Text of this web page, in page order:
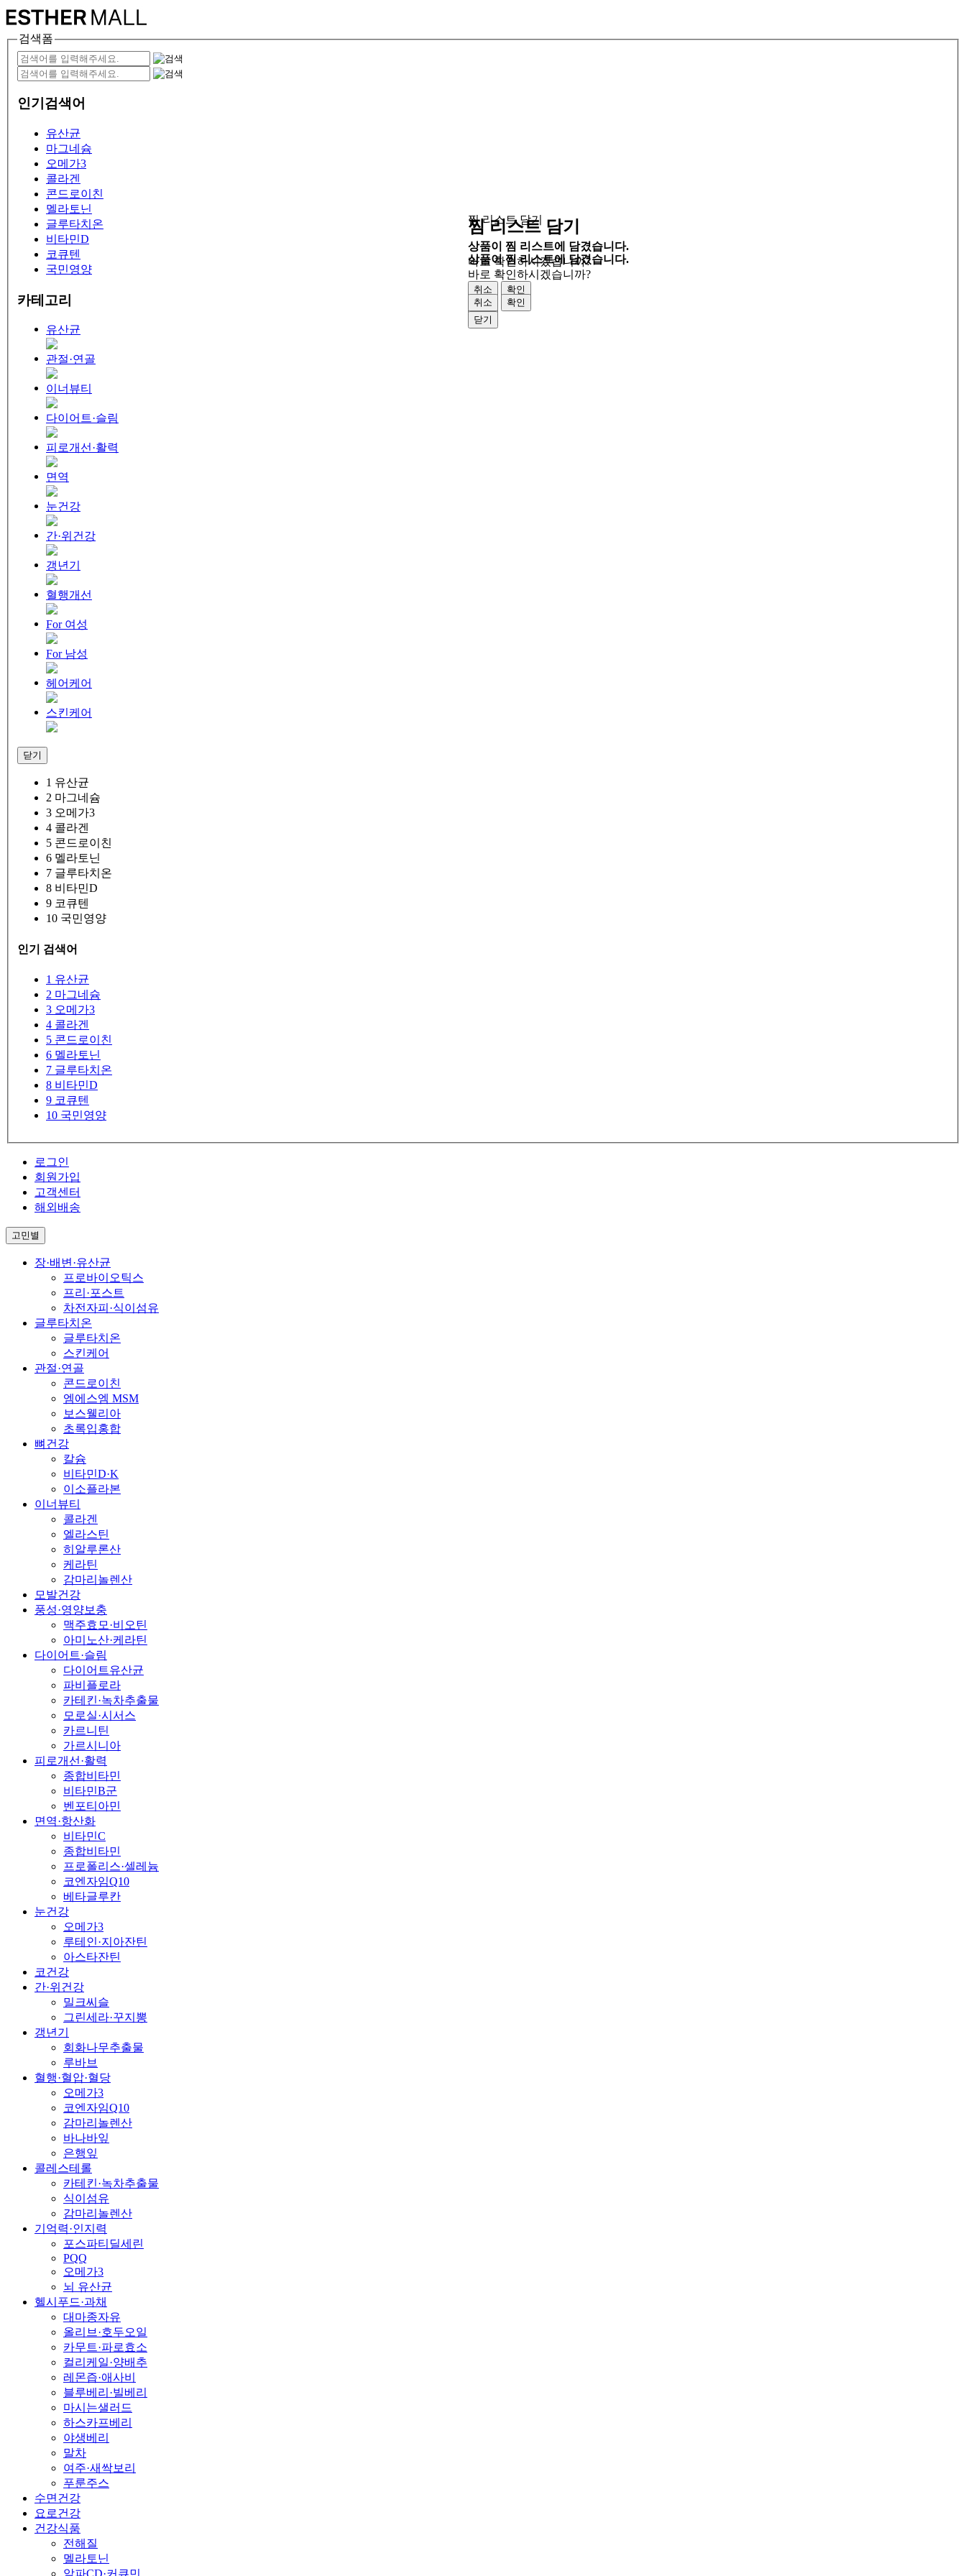
검색폼
인기검색어
유산균
마그네슘
오메가3
콜라겐
콘드로이친
멜라토닌
글루타치온
비타민D
코큐텐
국민영양
카테고리
유산균
관절·연골
이너뷰티
다이어트·슬림
피로개선·활력
면역
눈건강
간·위건강
갱년기
혈행개선
For 여성
For 남성
헤어케어
스킨케어
닫기
1 유산균
2 마그네슘
3 오메가3
4 콜라겐
5 콘드로이친
6 멜라토닌
7 글루타치온
8 비타민D
9 코큐텐
10 국민영양
인기 검색어
1 유산균
2 마그네슘
3 오메가3
4 콜라겐
5 콘드로이친
6 멜라토닌
7 글루타치온
8 비타민D
9 코큐텐
10 국민영양
로그인
회원가입
고객센터
해외배송
고민별
장·배변·유산균
프로바이오틱스
프리·포스트
차전자피·식이섬유
글루타치온
글루타치온
스킨케어
관절·연골
콘드로이친
엠에스엠 MSM
보스웰리아
초록입홍합
뼈건강
칼슘
비타민D·K
이소플라본
이너뷰티
콜라겐
엘라스틴
히알루론산
케라틴
감마리놀렌산
모발건강
풍성·영양보충
맥주효모·비오틴
아미노산·케라틴
다이어트·슬림
다이어트유산균
파비플로라
카테킨·녹차추출물
모로실·시서스
카르니틴
가르시니아
피로개선·활력
종합비타민
비타민B군
벤포티아민
면역·항산화
비타민C
종합비타민
프로폴리스·셀레늄
코엔자임Q10
베타글루칸
눈건강
오메가3
루테인·지아잔틴
아스타잔틴
코건강
간·위건강
밀크씨슬
그린세라·꾸지뽕
갱년기
회화나무추출물
루바브
혈행·혈압·혈당
오메가3
코엔자임Q10
감마리놀렌산
바나바잎
은행잎
콜레스테롤
카테킨·녹차추출물
식이섬유
감마리놀렌산
기억력·인지력
포스파티딜세린
PQQ
오메가3
뇌 유산균
헬시푸드·과채
대마종자유
올리브·호두오일
카무트·파로효소
컬리케일·양배추
레몬즙·애사비
블루베리·빌베리
마시는샐러드
하스카프베리
야생베리
말차
여주·새싹보리
푸룬주스
수면건강
요로건강
건강식품
전해질
멜라토닌
알파CD·커큐민
찜 리스트 담기
상품이 찜 리스트에 담겼습니다.
바로 확인하시겠습니까?
취소
확인
닫기
찜 리스트 담기
상품이 찜 리스트에 담겼습니다.
바로 확인하시겠습니까?
취소
확인
닫기